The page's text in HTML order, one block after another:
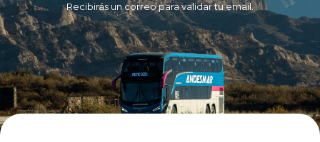
Recibirás un correo para validar tu email.